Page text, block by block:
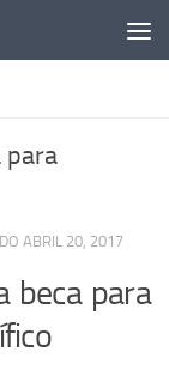
para
ABRIL 20, 2017
beca para